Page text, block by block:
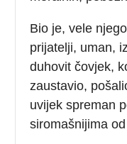
Bio je, vele
prijatelji, uman,
duhovit čovjek,
zaustavio,
uvijek spreman
siromašnijima